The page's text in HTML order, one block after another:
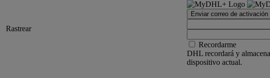
Rastrear
Enviar correo de activación
Recordarme
DHL recordará y
dispositivo actual.